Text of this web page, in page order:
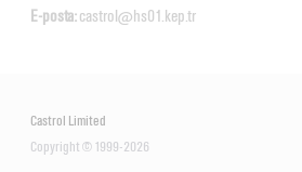
E-posta:castrol@hs01.kep.tr
Castrol Limited
Copyright © 1999-2026